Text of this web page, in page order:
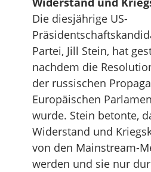
Die diesjährige US-
Partei, Jill Stein, hat
nachdem die
der russischen
Europäischen
wurde. Stein betonte,
Widerstand und
von den Mainstream-
werden und sie nur